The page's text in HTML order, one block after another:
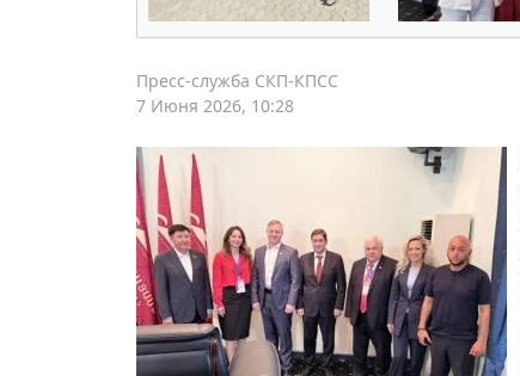
Пресс-служба СКП-КПСС
7 Июня 2026, 10:28